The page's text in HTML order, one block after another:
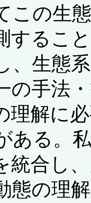
この生
するこ
、生態
の手法
理解に
ある。
統合し
態の理